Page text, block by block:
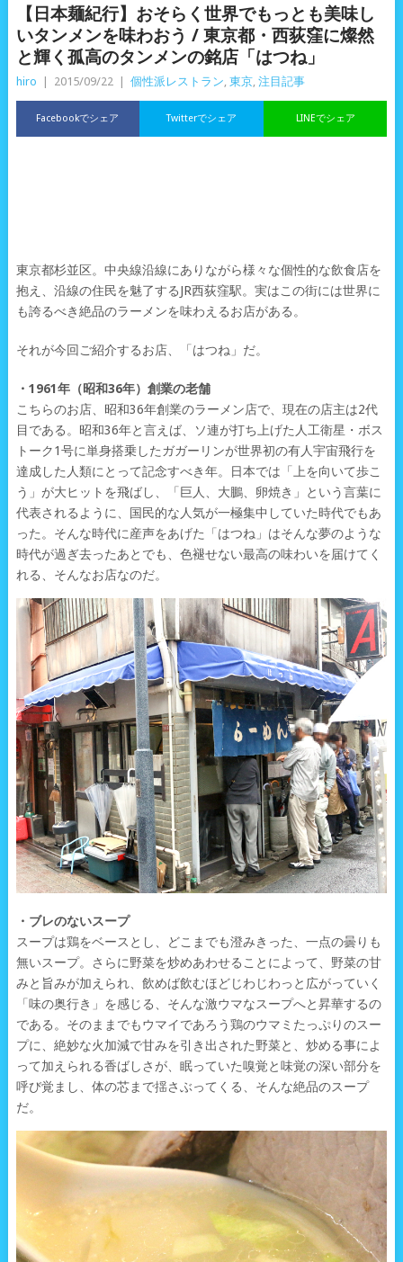
【日本麺紀行】おそらく世界でもっとも美味し
いタンメンを味わおう / 東京都・西荻窪に燦然
と輝く孤高のタンメンの銘店「はつね」
hiro 2015/09/22 個性派レストラン 東京, 注目記事
Facebookでシェア LINEでシェア
Twitterでシェア
東京都杉並区。中央線沿線にありながら様々な個性的な飲食店を
抱え、沿線の住民を魅了するJR西荻窪駅。実はこの街には世界に
も誇るべき絶品のラーメンを味わえるお店がある。
それが今回ご紹介するお店、「はつね」だ。
・1961年（昭和36年）創業の老舗
こちらのお店、昭和36年創業のラーメン店で、現在の店主は2代
目である。昭和36年と言えば、ソ連が打ち上げた人工衛星・ボス
トーク1号に単身搭乗したガガーリンが世界初の有人宇宙飛行を
達成した人類にとって記念すべき年。日本では「上を向いて歩こ
う」が大ヒットを飛ばし、「巨人、大鵬、卵焼き」という言葉に
代表されるように、国民的な人気が一極集中していた時代でもあ
った。そんな時代に産声をあげた「はつね」はそんな夢のような
時代が過ぎ去ったあとでも、色褪せない最高の味わいを届けてく
れる、そんなお店なのだ。
・ブレのないスープ
スープは鶏をベースとし、どこまでも澄みきった、一点の曇りも
無いスープ。さらに野菜を炒めあわせることによって、野菜の甘
みと旨みが加えられ、飲めば飲むほどじわじわっと広がっていく
「味の奥行き」を感じる、そんな激ウマなスープへと昇華するの
である。そのままでもウマイであろう鶏のウマミたっぷりのスー
プに、絶妙な火加減で甘みを引き出された野菜と、炒める事によ
って加えられる香ばしさが、眠っていた嗅覚と味覚の深い部分を
呼び覚まし、体の芯まで揺さぶってくる、そんな絶品のスープ
だ。